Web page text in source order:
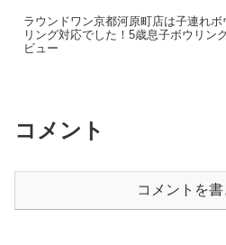
ラウンドワン京都河原町店は子連れボ
リング対応でした！5歳息子ボウリン
ビュー
コメント
コメントを